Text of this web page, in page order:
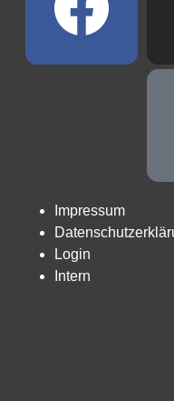
Impressum
Login
Intern